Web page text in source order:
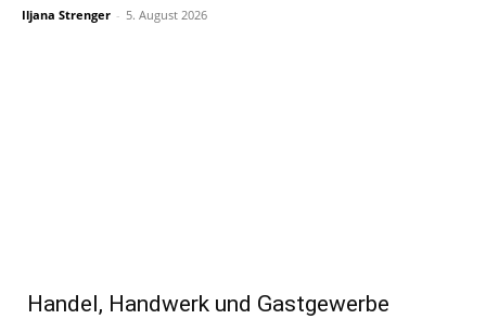
Iljana Strenger - 5. August 2026
Handel, Handwerk und Gastgewerbe